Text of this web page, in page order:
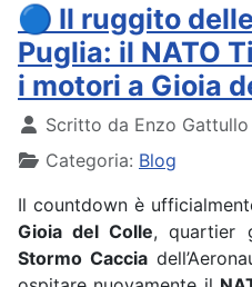
🔵 Il ruggito
Puglia: il NATO
i motori a Gioia
Dettagli
Scritto da Enzo Gattullo
Categoria: Blog
Il countdown è
Gioia del Colle, quartier
Stormo Caccia